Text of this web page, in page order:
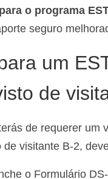
o programa
seguro
um
de
de requerer
visitante B-2,
o Formulário